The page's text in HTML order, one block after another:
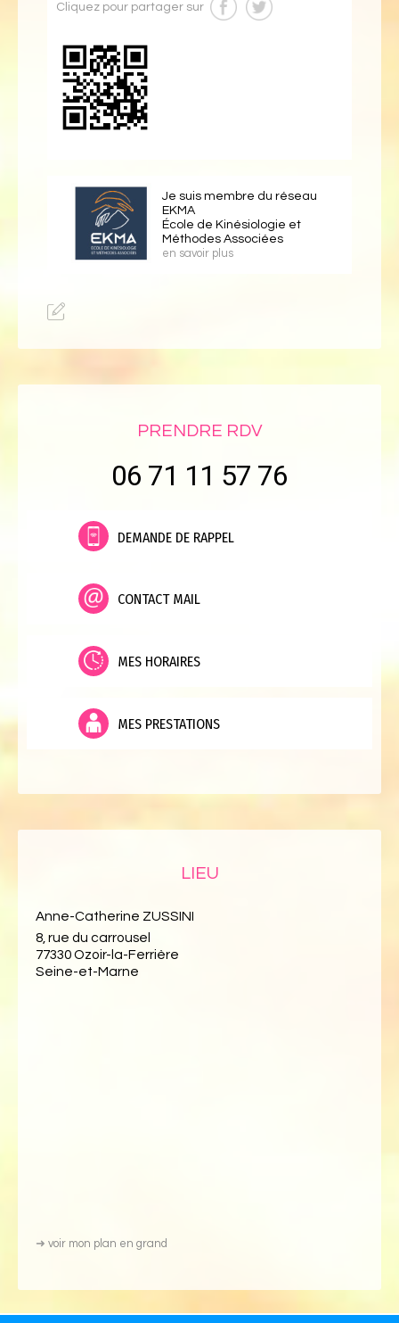
Cliquez pour partager sur
Je suis membre du réseau
EKMA
École de Kinésiologie et
Méthodes Associées
en savoir plus
PRENDRE RDV
06 71 11 57 76
DEMANDE DE RAPPEL
CONTACT MAIL
MES HORAIRES
MES PRESTATIONS
LIEU
Anne-Catherine ZUSSINI
8, rue du carrousel
77330 Ozoir-la-Ferrière
Seine-et-Marne
➜ voir mon plan en grand